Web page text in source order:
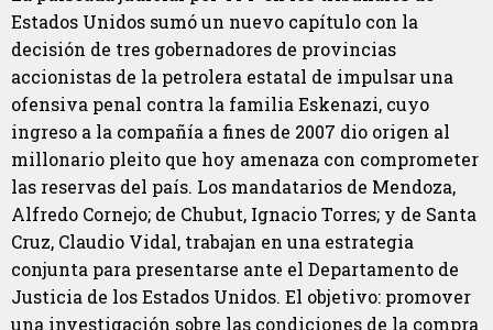
Estados Unidos sumó un nuevo capítulo con la
decisión de tres gobernadores de provincias
accionistas de la petrolera estatal de impulsar una
ofensiva penal contra la familia Eskenazi, cuyo
ingreso a la compañía a fines de 2007 dio origen al
millonario pleito que hoy amenaza con comprometer
las reservas del país. Los mandatarios de Mendoza,
Alfredo Cornejo; de Chubut, Ignacio Torres; y de Santa
Cruz, Claudio Vidal, trabajan en una estrategia
conjunta para presentarse ante el Departamento de
Justicia de los Estados Unidos. El objetivo: promover
una investigación sobre las condiciones de la compra